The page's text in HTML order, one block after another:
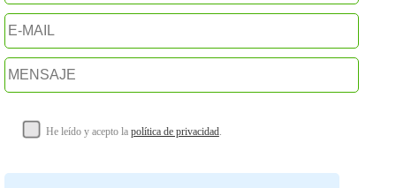
He leído y acepto la política de privacidad.